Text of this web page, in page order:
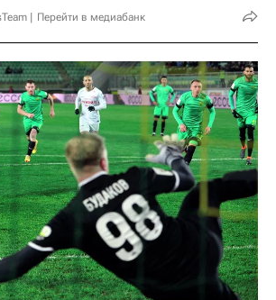
Перейти в медиабанк